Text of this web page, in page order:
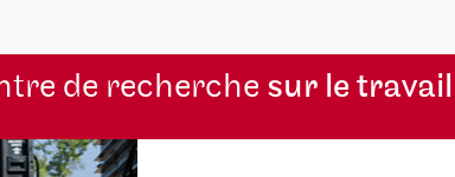
de recherche sur le travail